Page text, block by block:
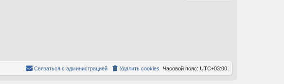
Часовой пояс: UTC+03:00
Удалить cookies
Связаться с администрацией